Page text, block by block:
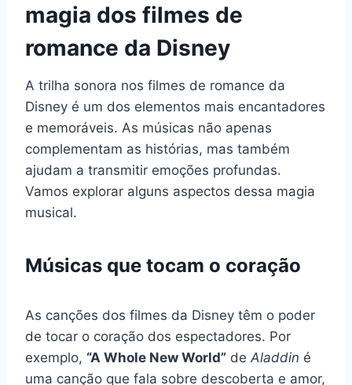
magia dos filmes de
romance da Disney
A trilha sonora nos filmes de romance da
Disney é um dos elementos mais encantadores
e memoráveis. As músicas não apenas
complementam as histórias, mas também
ajudam a transmitir emoções profundas.
Vamos explorar alguns aspectos dessa magia
musical.
Músicas que tocam o coração
As canções dos filmes da Disney têm o poder
de tocar o coração dos espectadores. Por
exemplo, “A Whole New World” de Aladdin é
uma canção que fala sobre descoberta e amor,